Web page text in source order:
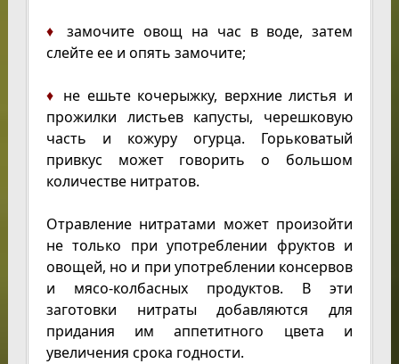
♦
замочите овощ на час в воде, затем
слейте ее и опять замочите;
♦ не ешьте кочерыжку, верхние листья и
прожилки листьев капусты, черешковую
часть и кожуру огурца. Горьковатый
привкус может говорить о большом
количестве нитратов.
Отравление нитратами может произойти
не только при употреблении фруктов и
овощей, но и при употреблении консервов
и мясо-колбасных продуктов. В эти
заготовки нитраты добавляются для
придания им аппетитного цвета и
увеличения срока годности.